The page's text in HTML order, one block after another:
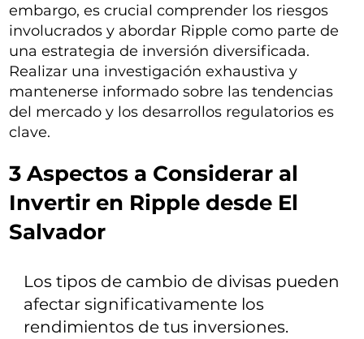
embargo, es crucial comprender los riesgos
involucrados y abordar Ripple como parte de
una estrategia de inversión diversificada.
Realizar una investigación exhaustiva y
mantenerse informado sobre las tendencias
del mercado y los desarrollos regulatorios es
clave.
3 Aspectos a Considerar al
Invertir en Ripple desde El
Salvador
Los tipos de cambio de divisas pueden
afectar significativamente los
rendimientos de tus inversiones.